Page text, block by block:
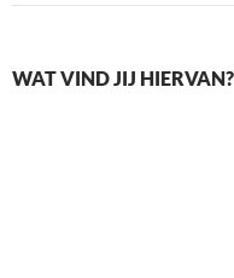
WAT VIND JIJ HIERVAN?